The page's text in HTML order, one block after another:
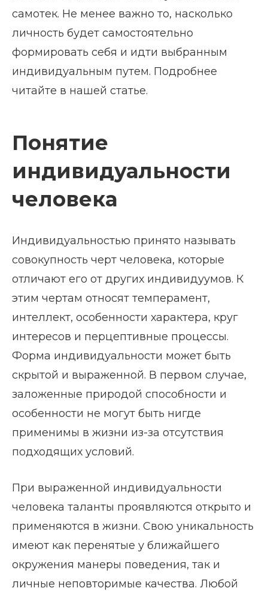
самотек. Не менее важно то, насколько
личность будет самостоятельно
формировать себя и идти выбранным
индивидуальным путем. Подробнее
читайте в нашей статье.
Понятие
индивидуальности
человека
Индивидуальностью принято называть
совокупность черт человека, которые
отличают его от других индивидуумов. К
этим чертам относят темперамент,
интеллект, особенности характера, круг
интересов и перцептивные процессы.
Форма индивидуальности может быть
скрытой и выраженной. В первом случае,
заложенные природой способности и
особенности не могут быть нигде
применимы в жизни из-за отсутствия
подходящих условий.
При выраженной индивидуальности
человека таланты проявляются открыто и
применяются в жизни. Свою уникальность
имеют как перенятые у ближайшего
окружения манеры поведения, так и
личные неповторимые качества. Любой